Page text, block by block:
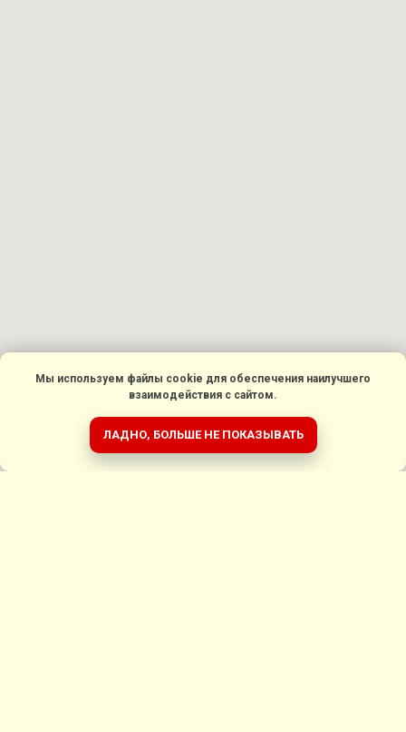
Мы используем файлы cookie для обеспечения наилучшего
взаимодействия с сайтом.
ЛАДНО, БОЛЬШЕ НЕ ПОКАЗЫВАТЬ